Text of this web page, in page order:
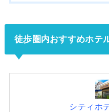
徒歩圏内おすすめホテ
シティホ